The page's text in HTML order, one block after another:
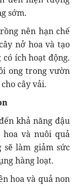
sớm.
nên hạn chế
nở hoa và tạo
ích hoạt động.
ong trong vườn
cây vải.
khả năng đậu
và nuôi quả
sẽ làm giảm sức
hàng loạt.
hoa và quả non